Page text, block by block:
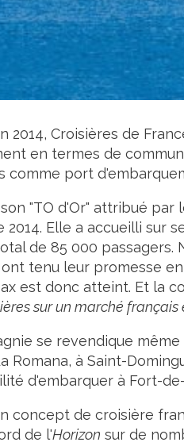
2014, Croisières de
en termes de
comme port
"TO d'Or" attribué par
Elle a accueilli sur
de 85 000
tenu leur promesse
est donc atteint. Et la
sur un marché
se revendique même
Romana, à Saint-
d'embarquer à Fort-
concept de croisière
de l'Horizon sur de